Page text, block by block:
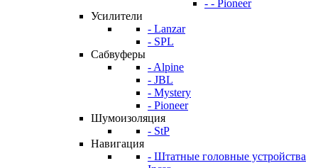
- - Pioneer
Усилители
- Lanzar
- SPL
Сабвуферы
- Alpine
- JBL
- Mystery
- Pioneer
Шумоизоляция
- StP
Навигация
- Штатные головные устройства